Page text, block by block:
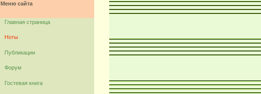
Меню сайта
Главная страница
Ноты
Публикации
Форум
Гостевая книга